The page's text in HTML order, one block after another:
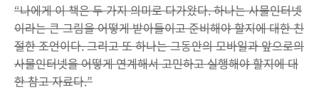
“나에게 이 책은 두 가지 의미로 다가왔다. 하나는 사물인터넷
이라는 큰 그림을 어떻게 받아들이고 준비해야 할지에 대한 친
절한 조언이다. 그리고 또 하나는 그동안의 모바일과 앞으로의
사물인터넷을 어떻게 연계해서 고민하고 실행해야 할지에 대
한 참고 자료다.”